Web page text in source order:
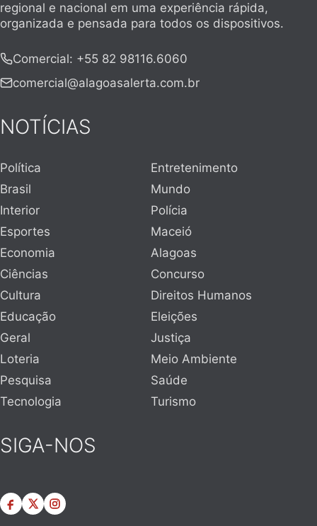
regional e nacional em uma experiência rápida,
organizada e pensada para todos os dispositivos.
Comercial: +55 82 98116.6060
comercial@alagoasalerta.com.br
NOTÍCIAS
Política
Entretenimento
Brasil
Mundo
Interior
Polícia
Esportes
Maceió
Economia
Alagoas
Ciências
Concurso
Cultura
Direitos Humanos
Educação
Eleições
Geral
Justiça
Loteria
Meio Ambiente
Pesquisa
Saúde
Tecnologia
Turismo
SIGA-NOS